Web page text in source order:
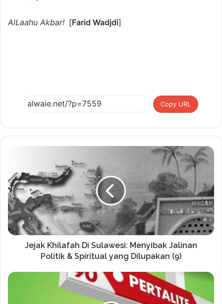
AlLaahu Akbar! [Farid Wadjdi]
Copy URL
Jejak Khilafah Di Sulawesi: Menyibak Jalinan
Politik & Spiritual yang Dilupakan (9)